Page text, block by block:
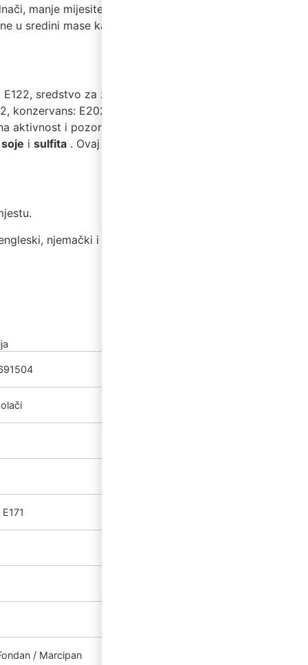
manje mijesite za efekt
u sredini mase kako vam
sredstvo za želiranje:
konzervans: E202. E122,
aktivnost i pozornost kod
soje i sulfita . Ovaj proizvod
njemački i francuski.
/ Marcipan